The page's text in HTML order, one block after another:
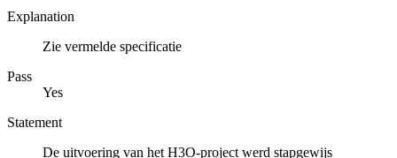
Explanation
Zie vermelde specificatie
Pass
Yes
Statement
De uitvoering van het H3O-project werd stapgewijs